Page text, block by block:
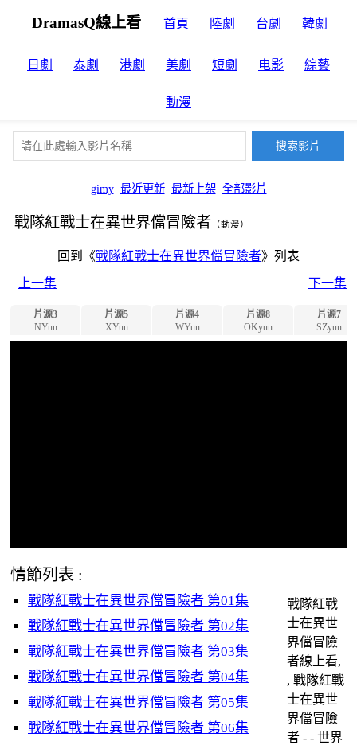
DramasQ線上看 首頁 陸劇 台劇 韓劇
日劇 泰劇 港劇 美劇 短劇 电影 綜藝
動漫
gimy 最近更新 最新上架 全部影片
戰隊紅戰士在異世界儅冒險者 （動漫）
回到《戰隊紅戰士在異世界儅冒險者》列表
上一集
下一集
片源3
NYun
片源5
XYun
片源4
WYun
片源8
OKyun
片源7
SZyun
情節列表 :
戰隊紅戰士在異世界儅冒險者 第01集
戰隊紅戰士在異世界儅冒險者 第02集
戰隊紅戰士在異世界儅冒險者 第03集
戰隊紅戰士在異世界儅冒險者 第04集
戰隊紅戰士在異世界儅冒險者 第05集
戰隊紅戰士在異世界儅冒險者 第06集
戰隊紅戰
士在異世
界儅冒險
者線上看,
, 戰隊紅戰
士在異世
界儅冒險
者 - - 世界